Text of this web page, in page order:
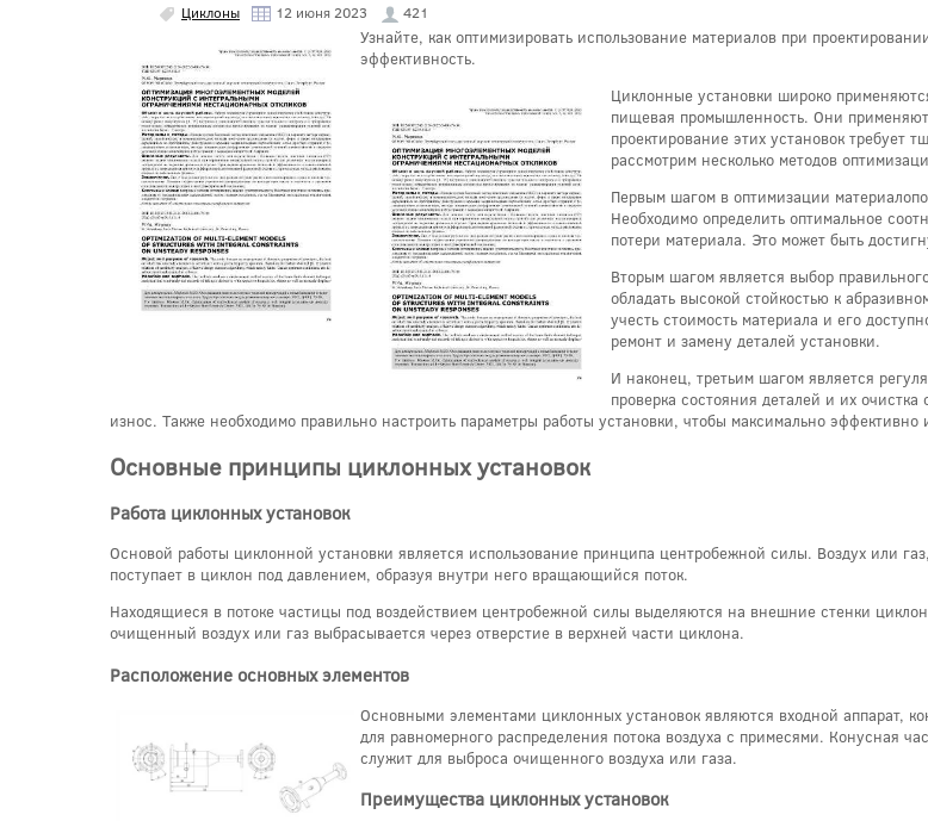
Циклоны 12 июня 2023 421
Узнайте, как оптимизировать использование материалов при
эффективность.
Циклонные установки широко
пищевая промышленность. Они
проектирование этих установок требует
рассмотрим несколько методов
Первым шагом в оптимизации
Необходимо определить оптимальное
потери материала. Это может быть
Вторым шагом является выбор
обладать высокой стойкостью к
учесть стоимость материала и его
ремонт и замену деталей установки.
И наконец, третьим шагом является
проверка состояния деталей и их
износ. Также необходимо правильно настроить параметры работы установки, чтобы максимально эффективно
Основные принципы циклонных установок
Работа циклонных установок
Основой работы циклонной установки является использование принципа центробежной силы. Воздух или
поступает в циклон под давлением, образуя внутри него вращающийся поток.
Находящиеся в потоке частицы под воздействием центробежной силы выделяются на внешние стенки
очищенный воздух или газ выбрасывается через отверстие в верхней части циклона.
Расположение основных элементов
Основными элементами циклонных установок являются входной аппарат,
для равномерного распределения потока воздуха с примесями. Конусная
служит для выброса очищенного воздуха или газа.
Преимущества циклонных установок